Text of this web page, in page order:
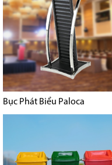
Bục Phát Biểu Paloca